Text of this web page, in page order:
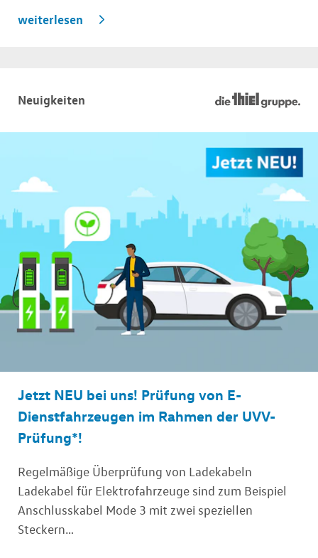
weiterlesen
Neuigkeiten
Jetzt NEU bei uns! Prüfung von E-
Dienstfahrzeugen im Rahmen der UVV-
Prüfung*!
Regelmäßige Überprüfung von Ladekabeln
Ladekabel für Elektrofahrzeuge sind zum Beispiel
Anschlusskabel Mode 3 mit zwei speziellen
Steckern…